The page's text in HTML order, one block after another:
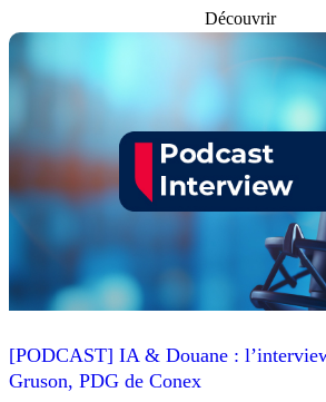
Découvrir
[PODCAST] IA & Douane :
Gruson, PDG de Conex